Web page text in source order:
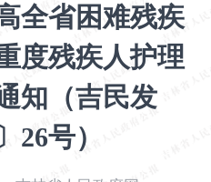
全省困难残疾
度残疾人护理
知（吉民发
26号）